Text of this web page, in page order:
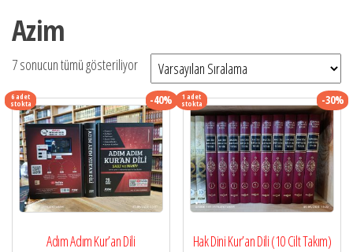
Azim
7 sonucun tümü gösteriliyor
6 adet
stokta -40%
Adım Adım Kur’an Dili
1 adet
stokta -30%
Hak Dini Kur’an Dili (10 Cilt Takım)